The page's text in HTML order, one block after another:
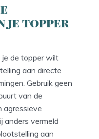
je topper
je de topper wilt
aan directe
Gebruik geen
van de
agressieve
anders vermeld
aan